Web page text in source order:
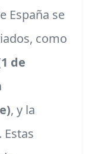
España se
como
de
, y la
. Estas